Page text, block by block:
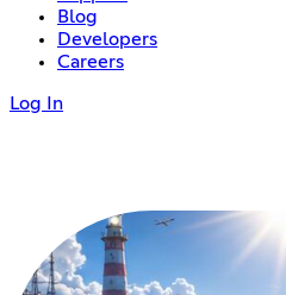
Blog
Developers
Careers
Log In